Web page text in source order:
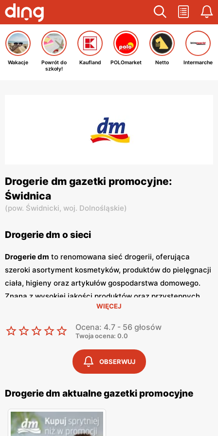
Wakacje
Powrót do
szkoły!
Kaufland POLOmarket Netto Intermarche
Drogerie dm gazetki promocyjne:
Świdnica
(pow. Świdnicki, woj. Dolnośląskie)
Drogerie dm o sieci
Drogerie dm to renomowana sieć drogerii, oferująca
szeroki asortyment kosmetyków, produktów do pielęgnacji
ciała, higieny oraz artykułów gospodarstwa domowego.
Znana z wysokiej jakości produktów oraz przystępnych
Drogerie dmzdobyła zaufanie klientów
dzięki bogatej ofercie oraz częstym
promocjom
mogą liczyć na szeroki wybór produktów, które spełniają
najwyższe standardy jakości. Jednym z kluczowych
elementów strategii marketingowejDrogerie dm
regularnie wydawanegazetki promocyjne
prezentują najnowsze oferty specjalne, nowości
produktowe oraz sezonowe wyprzedaże, dzięki czemu
klienci mogą planować swoje zakupy i korzystać z
wyjątkowych okazji cenowych. Są one dostępne zarówno
WIĘCEJ
Ocena: 4.7 - 56 głosów
Twoja ocena: 0.0
OBSERWUJ
Drogerie dm aktualne gazetki promocyjne